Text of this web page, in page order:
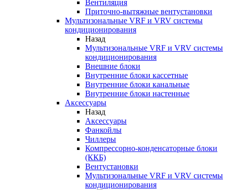
Вентиляция
Приточно-вытяжные вентустановки
Мультизональные VRF и VRV системы
кондиционирования
Назад
Мультизональные VRF и VRV системы
кондиционирования
Внешние блоки
Внутренние блоки кассетные
Внутренние блоки канальные
Внутренние блоки настенные
Аксессуары
Назад
Аксессуары
Фанкойлы
Чиллеры
Компрессорно-конденсаторные блоки
(ККБ)
Вентустановки
Мультизональные VRF и VRV системы
кондиционирования